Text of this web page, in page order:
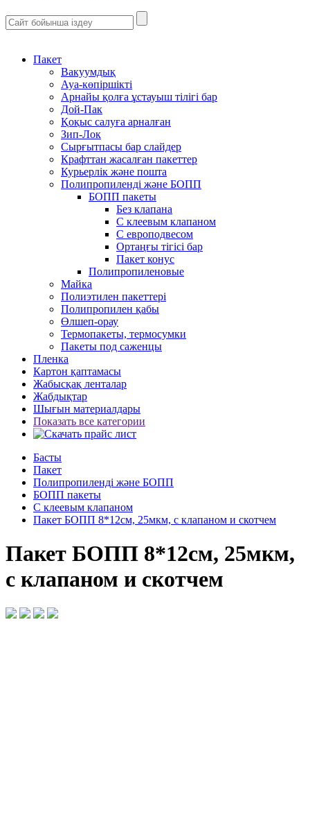
Пакет
Вакуумдық
Ауа-көпіршікті
Арнайы қолға ұстауыш тілігі бар
Дой-Пак
Қоқыс салуға арналған
Зип-Лок
Сырғытпасы бар слайдер
Крафттан жасалған пакеттер
Курьерлік және пошта
Полипропиленді және БОПП
БОПП пакеты
Без клапана
С клеевым клапаном
С европодвесом
Ортаңғы тігісі бар
Пакет конус
Полипропиленовые
Майка
Полиэтилен пакеттері
Полипропилен қабы
Өлшеп-орау
Термопакеты, термосумки
Пакеты под саженцы
Пленка
Картон қаптамасы
Жабысқақ ленталар
Жабдықтар
Шығын материалдары
Показать все категории
Басты
Пакет
Полипропиленді және БОПП
БОПП пакеты
С клеевым клапаном
Пакет БОПП 8*12см, 25мкм, с клапаном и скотчем
Пакет БОПП 8*12см, 25мкм,
с клапаном и скотчем